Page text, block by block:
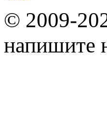
© 2009-
напишите